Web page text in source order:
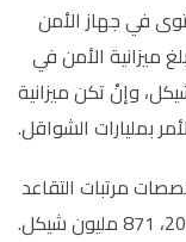
في جهاز الأمن
ميزانية الأمن في
إلى أكثر من 60 مليار شيكل، وإنْ تكن ميزانية
بمليارات الشواقل.
مرتبات التقاعد
للمسرحين من الشاباك والموساد بلغ في 2013، 871 مليون شيكل.